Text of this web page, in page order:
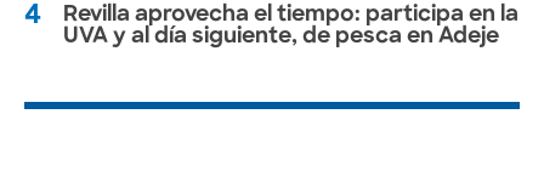
4
Revilla aprovecha el tiempo: participa en la
UVA y al día siguiente, de pesca en Adeje